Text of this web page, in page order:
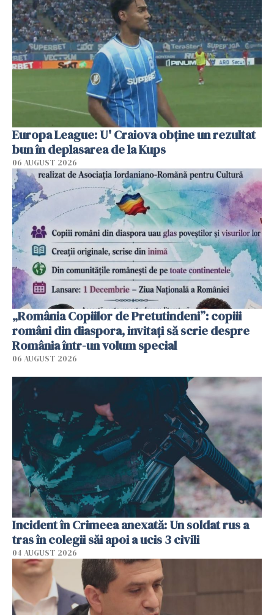
Europa League: U' Craiova obține un rezultat
bun în deplasarea de la Kups
06 AUGUST 2026
„România Copiilor de Pretutindeni”: copiii
români din diaspora, invitați să scrie despre
România într-un volum special
06 AUGUST 2026
Incident în Crimeea anexată: Un soldat rus a
tras în colegii săi apoi a ucis 3 civili
04 AUGUST 2026